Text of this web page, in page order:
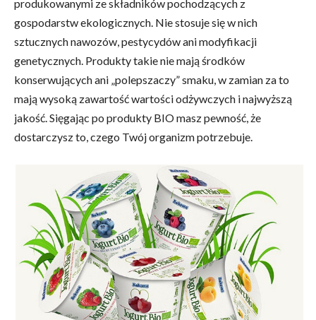
produkowanymi ze składników pochodzących z
gospodarstw ekologicznych. Nie stosuje się w nich
sztucznych nawozów, pestycydów ani modyfikacji
genetycznych. Produkty takie nie mają środków
konserwujących ani „polepszaczy” smaku, w zamian za to
mają wysoką zawartość wartości odżywczych i najwyższą
jakość. Sięgając po produkty BIO masz pewność, że
dostarczysz to, czego Twój organizm potrzebuje.